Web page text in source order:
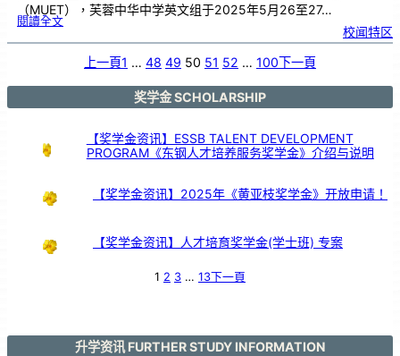
（MUET），芙蓉中华中学英文组于2025年5月26至27…
閱讀全文:
M
E
T
巧
讲
座
校闻特区
上一頁1 … 48 49 50 51 52 … 100下一頁
奖学金 SCHOLARSHIP
【奖学金资讯】ESSB TALENT DEVELOPMENT
PROGRAM《东钢人才培养服务奖学金》介绍与说明
【奖学金资讯】2025年《黄亚枝奖学金》开放申请！
【奖学金资讯】人才培育奖学金(学士班) 专案
1 2 3 … 13下一頁
升学资讯 FURTHER STUDY INFORMATION